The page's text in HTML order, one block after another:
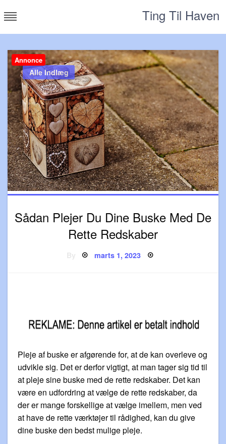
to
Ting Til Haven
Annonce
Alle Indlæg
Sådan Plejer Du Dine Buske Med De
Rette Redskaber
Posted
on
marts 1, 2023
Pleje af buske er afgørende for, at de kan overleve og
udvikle sig. Det er derfor vigtigt, at man tager sig tid til
at pleje sine buske med de rette redskaber. Det kan
være en udfordring at vælge de rette redskaber, da
der er mange forskellige at vælge imellem, men ved
at have de rette værktøjer til rådighed, kan du give
dine buske den bedst mulige pleje.